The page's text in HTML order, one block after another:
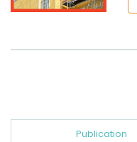
Publication